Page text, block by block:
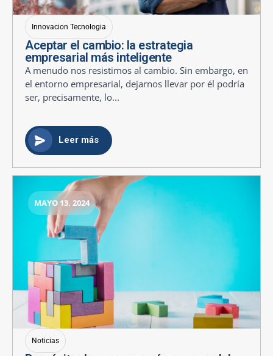
Innovacion Tecnologia
Aceptar el cambio: la estrategia
empresarial más inteligente
A menudo nos resistimos al cambio. Sin embargo, en
el entorno empresarial, dejarnos llevar por él podría
ser, precisamente, lo...
Leer más
MAYO 13, 2024
Noticias